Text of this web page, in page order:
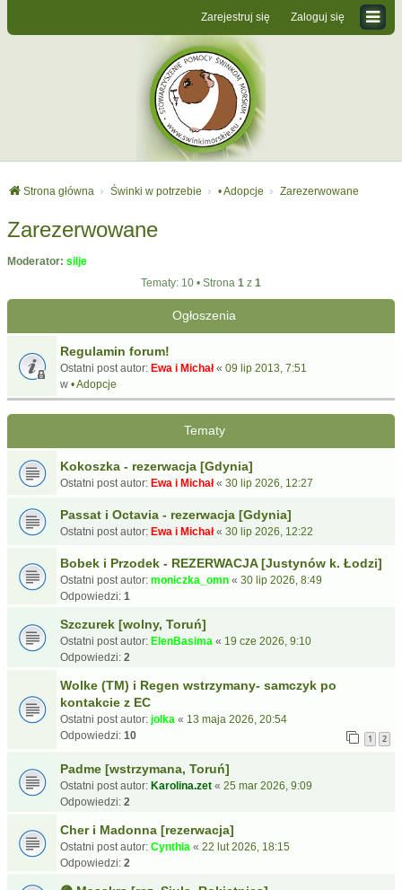
Zaloguj się
Zarejestruj się
Strona główna Świnki w potrzebie • Adopcje Zarezerwowane
Zarezerwowane
Moderator: silje
Tematy: 10 • Strona 1 z 1
Ogłoszenia
Regulamin forum!
Ostatni post autor: Ewa i Michał« 09 lip 2013, 7:51
w • Adopcje
Tematy
Kokoszka - rezerwacja [Gdynia]
Ostatni post autor: Ewa i Michał« 30 lip 2026, 12:27
Passat i Octavia - rezerwacja [Gdynia]
Ostatni post autor: Ewa i Michał« 30 lip 2026, 12:22
Bobek i Przodek - REZERWACJA [Justynów k. Łodzi]
Ostatni post autor: moniczka_omn « 30 lip 2026, 8:49
Odpowiedzi: 1
Szczurek [wolny, Toruń]
Ostatni post autor: ElenBasima « 19 cze 2026, 9:10
Odpowiedzi: 2
Wolke (TM) i Regen wstrzymany- samczyk po
kontakcie z EC
Ostatni post autor: jolka « 13 maja 2026, 20:54
Odpowiedzi: 10 1 2
Padme [wstrzymana, Toruń]
Ostatni post autor: Karolina.zet « 25 mar 2026, 9:09
Odpowiedzi: 2
Cher i Madonna [rezerwacja]
Ostatni post autor: Cynthia « 22 lut 2026, 18:15
Odpowiedzi: 2